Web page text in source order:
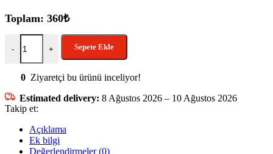
Toplam: 360₺
- + Sepete Ekle
0 Ziyaretçi bu ürünü inceliyor!
Estimated delivery: 8 Ağustos 2026 – 10 Ağustos 2026
Takip et:
Açıklama
Ek bilgi
Değerlendirmeler (0)